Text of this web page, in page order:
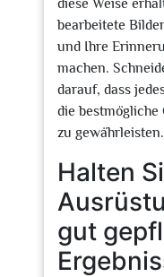
diese Weise
bearbeitete
und Ihre
machen.
darauf, dass
die
zu gewährleisten.
Halten
gut